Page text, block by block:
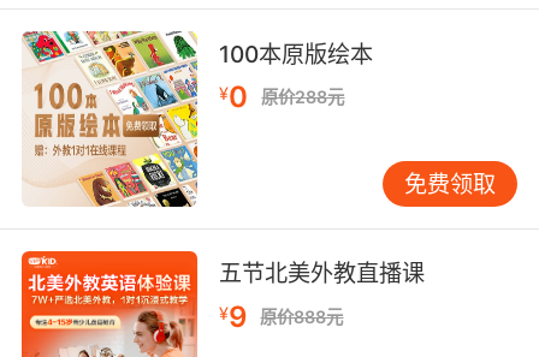
100本原版绘本
¥0 原价288元
免费领取
五节北美外教直播课
¥9 原价888元